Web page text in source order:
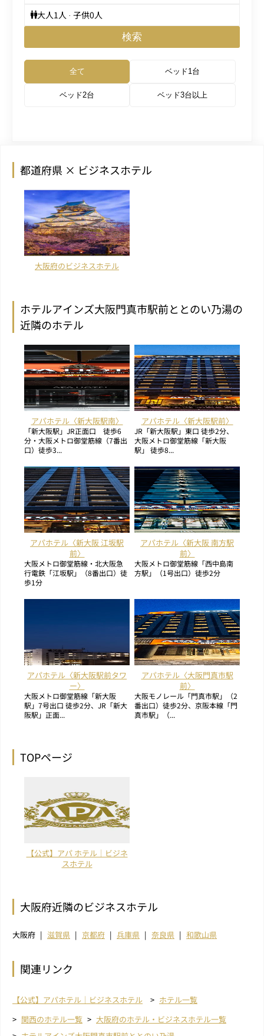
大人1人 · 子供0人
検索
全て ベッド1台
ベッド2台 ベッド3台以上
都道府県 × ビジネスホテル
大阪府のビジネスホテル
ホテルアインズ大阪門真市駅前ととのい乃湯の
近隣のホテル
アパホテル〈新大阪駅南〉
「新大阪駅」JR正面口 徒歩6
分・大阪メトロ御堂筋線（7番出
口）徒歩3...
アパホテル〈新大阪駅前〉
JR「新大阪駅」東口 徒歩2分、
大阪メトロ御堂筋線「新大阪
駅」 徒歩8...
アパホテル〈新大阪 江坂駅
前〉
大阪メトロ御堂筋線・北大阪急
行電鉄「江坂駅」（8番出口）徒
歩1分
アパホテル〈新大阪 南方駅
前〉
大阪メトロ御堂筋線「西中島南
方駅」（1号出口）徒歩2分
アパホテル〈新大阪駅前タワ
ー〉
大阪メトロ御堂筋線「新大阪
駅」7号出口 徒歩2分、JR「新大
阪駅」正面...
アパホテル〈大阪門真市駅
前〉
大阪モノレール「門真市駅」（2
番出口）徒歩2分、京阪本線「門
真市駅」（...
TOPページ
【公式】アパ ホテル｜ビジネ
スホテル
大阪府近隣のビジネスホテル
大阪府 滋賀県 京都府 兵庫県 奈良県 和歌山県
関連リンク
【公式】アパホテル｜ビジネスホテル
ホテル一覧
関西のホテル一覧
大阪府のホテル・ビジネスホテル一覧